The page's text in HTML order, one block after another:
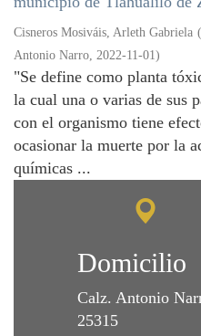
Cisneros Mosiváis, Arleth Gabriela (
Antonio Narro, 2022-11-01)
"Se define como planta
la cual una o varias de sus
con el organismo tiene
ocasionar la muerte por la
químicas ...
Domicilio
Calz. Antonio
25315